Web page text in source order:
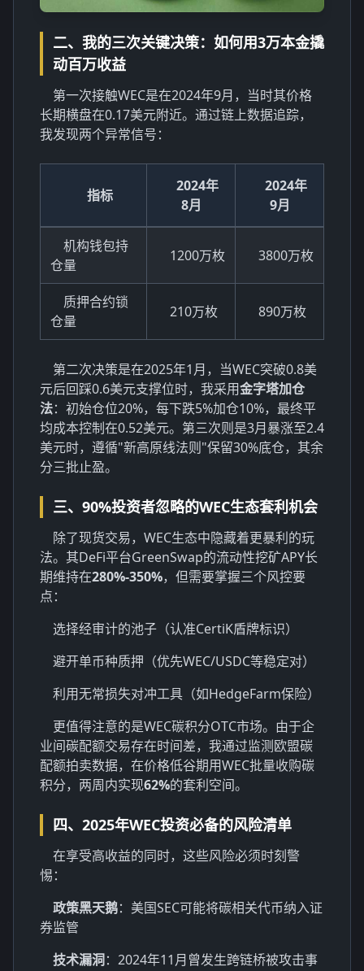
二、我的三次关键决策：如何用3万本金撬
动百万收益
第一次接触WEC是在2024年9月，当时其价格
长期横盘在0.17美元附近。通过链上数据追踪，
我发现两个异常信号：
指标
2024年
8月
2024年
9月
机构钱包持
仓量
1200万枚 3800万枚
质押合约锁
仓量
210万枚 890万枚
第二次决策是在2025年1月，当WEC突破0.8美
元后回踩0.6美元支撑位时，我采用金字塔加仓
法：初始仓位20%，每下跌5%加仓10%，最终平
均成本控制在0.52美元。第三次则是3月暴涨至2.4
美元时，遵循"新高原线法则"保留30%底仓，其余
分三批止盈。
三、90%投资者忽略的WEC生态套利机会
除了现货交易，WEC生态中隐藏着更暴利的玩
法。其DeFi平台GreenSwap的流动性挖矿APY长
期维持在280%-350%，但需要掌握三个风控要
点：
选择经审计的池子（认准CertiK盾牌标识）
避开单币种质押（优先WEC/USDC等稳定对）
利用无常损失对冲工具（如HedgeFarm保险）
更值得注意的是WEC碳积分OTC市场。由于企
业间碳配额交易存在时间差，我通过监测欧盟碳
配额拍卖数据，在价格低谷期用WEC批量收购碳
积分，两周内实现62%的套利空间。
四、2025年WEC投资必备的风险清单
在享受高收益的同时，这些风险必须时刻警
惕：
政策黑天鹅：美国SEC可能将碳相关代币纳入证
券监管
技术漏洞：2024年11月曾发生跨链桥被攻击事